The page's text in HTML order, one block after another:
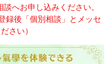
へお申し込みください。
録後「個別相談」とメッセ
さい）